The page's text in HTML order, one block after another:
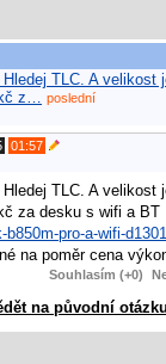
TLC. A velikost
z…
poslední
01:57
TLC. A velikost
za desku s wifi a BT
pro-a-wifi-
na poměr cena
Souhlasím (+0)
na původní otázku